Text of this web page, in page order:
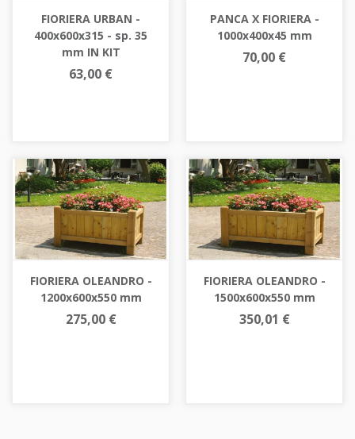
FIORIERA URBAN -
400x600x315 - sp. 35
mm IN KIT
63,00 €
PANCA X FIORIERA -
1000x400x45 mm
70,00 €
FIORIERA OLEANDRO -
1200x600x550 mm
275,00 €
FIORIERA OLEANDRO -
1500x600x550 mm
350,01 €